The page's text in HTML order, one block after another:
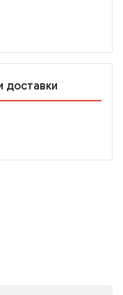
доставки